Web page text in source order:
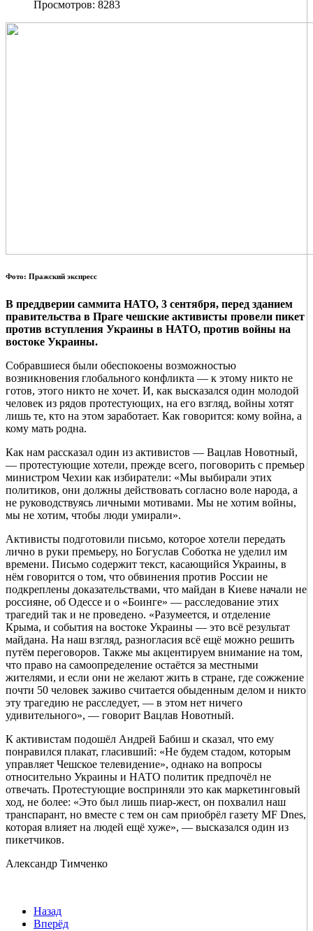
Просмотров: 8283
Фото: Пражский экспресс
В преддверии саммита НАТО, 3 сентября, перед зданием
правительства в Праге чешские активисты провели пикет
против вступления Украины в НАТО, против войны на
востоке Украины.
Собравшиеся были обеспокоены возможностью
возникновения глобального конфликта — к этому никто не
готов, этого никто не хочет. И, как высказался один молодой
человек из рядов протестующих, на его взгляд, войны хотят
лишь те, кто на этом заработает. Как говорится: кому война, а
кому мать родна.
Как нам рассказал один из активистов — Вацлав Новотный,
— протестующие хотели, прежде всего, поговорить с премьер
министром Чехии как избиратели: «Мы выбирали этих
политиков, они должны действовать согласно воле народа, а
не руководствуясь личными мотивами. Мы не хотим войны,
мы не хотим, чтобы люди умирали».
Активисты подготовили письмо, которое хотели передать
лично в руки премьеру, но Богуслав Соботка не уделил им
времени. Письмо содержит текст, касающийся Украины, в
нём говорится о том, что обвинения против России не
подкреплены доказательствами, что майдан в Киеве начали не
россияне, об Одессе и о «Боинге» — расследование этих
трагедий так и не проведено. «Разумеется, и отделение
Крыма, и события на востоке Украины — это всё результат
майдана. На наш взгляд, разногласия всё ещё можно решить
путём переговоров. Также мы акцентируем внимание на том,
что право на самоопределение остаётся за местными
жителями, и если они не желают жить в стране, где сожжение
почти 50 человек заживо считается обыденным делом и никто
эту трагедию не расследует, — в этом нет ничего
удивительного», — говорит Вацлав Новотный.
К активистам подошёл Андрей Бабиш и сказал, что ему
понравился плакат, гласивший: «Не будем стадом, которым
управляет Чешское телевидение», однако на вопросы
относительно Украины и НАТО политик предпочёл не
отвечать. Протестующие восприняли это как маркетинговый
ход, не более: «Это был лишь пиар-жест, он похвалил наш
транспарант, но вместе с тем он сам приобрёл газету MF Dnes,
которая влияет на людей ещё хуже», — высказался один из
пикетчиков.
Александр Тимченко
Назад
Вперёд